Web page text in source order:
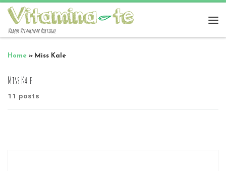
Vamos Vitaminar Portugal
Home » Miss Kale
Miss Kale
11 posts